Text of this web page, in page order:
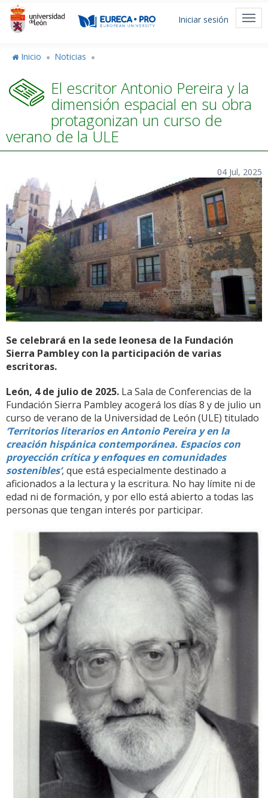
Pasar
contenido
Menú
usuario
Iniciar sesión
Inicio Noticias
El escritor Antonio Pereira y la
dimensión espacial en su obra
protagonizan un curso de
verano de la ULE
04 Jul, 2025
Se celebrará en la sede leonesa de la Fundación
Sierra Pambley con la participación de varias
escritoras.
León, 4 de julio de 2025. La Sala de Conferencias de la
Fundación Sierra Pambley acogerá los días 8 y de julio un
curso de verano de la Universidad de León (ULE) titulado
‘Territorios literarios en Antonio Pereira y en la
creación hispánica contemporánea. Espacios con
proyección crítica y enfoques en comunidades
sostenibles’, que está especialmente destinado a
aficionados a la lectura y la escritura. No hay límite ni de
edad ni de formación, y por ello está abierto a todas las
personas que tengan interés por participar.